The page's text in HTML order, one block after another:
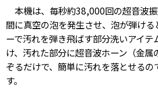
本機は、毎秒約38,000回の超音波
間に真空の泡を発生させ、泡が弾け
ーで汚れを弾き飛ばす部分洗いアイテ
け、汚れた部分に超音波ホーン（金
ぞるだけで、簡単に汚れを落とせる
す。